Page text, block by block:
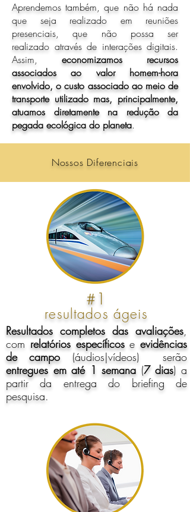
Aprendemos também, que não há nada
que seja realizado em reuniões
presenciais, que não possa ser
realizado através de interações digitais.
Assim, economizamos recursos
associados ao valor homem-hora
envolvido, o custo associado ao meio de
transporte utilizado mas, principalmente,
atuamos diretamente na redução da
pegada ecológica do planeta.
Nossos Diferenciais
#1
resultados ágeis
Resultados completos das avaliações,
com relatórios específicose evidências
de campo (áudios|vídeos) serão
entregues em até 1 semana (7 dias) a
partir da entrega do briefing de
pesquisa.